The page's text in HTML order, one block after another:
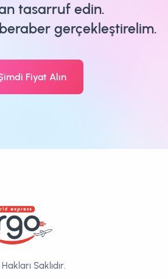
tasarruf edin.
gerçekleştirelim.
Fiyat Alın
Saklıdır.